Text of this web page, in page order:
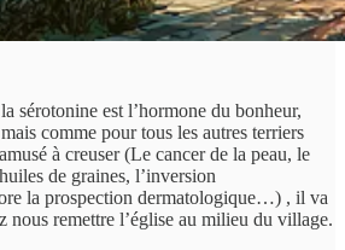
sérotonine est l’hormone du bonheur,
comme pour tous les autres terriers
à creuser (Le cancer de la peau, le
de graines, l’inversion
la prospection dermatologique…) , il va
nous remettre l’église au milieu du village.